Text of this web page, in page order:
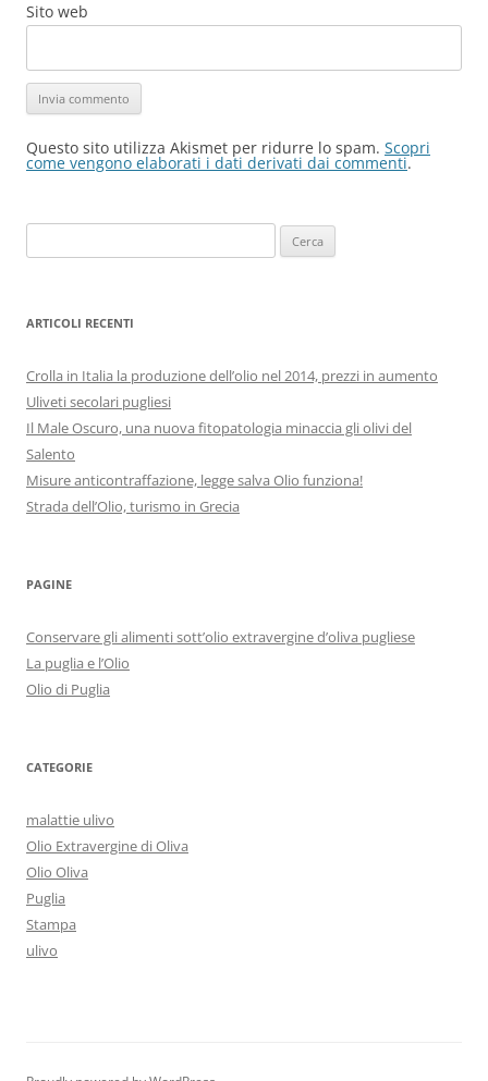
Sito web
Questo sito utilizza Akismet per ridurre lo spam. Scopri
come vengono elaborati i dati derivati dai commenti.
per:
ARTICOLI RECENTI
Crolla in Italia la produzione dell’olio nel 2014, prezzi in aumento
Uliveti secolari pugliesi
Il Male Oscuro, una nuova fitopatologia minaccia gli olivi del
Salento
Misure anticontraffazione, legge salva Olio funziona!
Strada dell’Olio, turismo in Grecia
PAGINE
Conservare gli alimenti sott’olio extravergine d’oliva pugliese
La puglia e l’Olio
Olio di Puglia
CATEGORIE
malattie ulivo
Olio Extravergine di Oliva
Olio Oliva
Puglia
Stampa
ulivo